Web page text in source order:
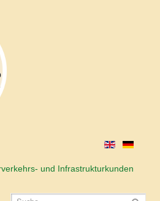
und Infrastrukturkunden